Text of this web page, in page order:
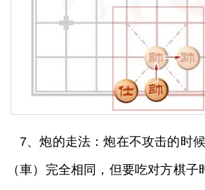
7、炮的走法：炮在不攻击的时
（車）完全相同，但要吃对方棋子